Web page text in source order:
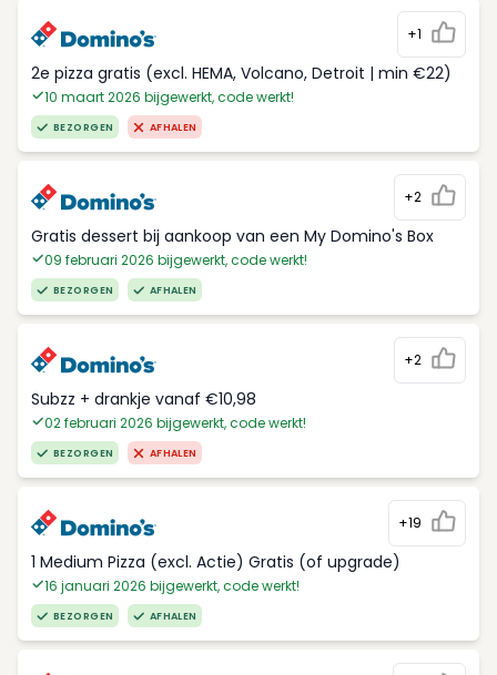
+1
2e pizza gratis (excl. HEMA, Volcano, Detroit | min €22)
10 maart 2026 bijgewerkt, code werkt!
BEZORGEN AFHALEN
+2
Gratis dessert bij aankoop van een My Domino's Box
09 februari 2026 bijgewerkt, code werkt!
BEZORGEN AFHALEN
+2
Subzz + drankje vanaf €10,98
02 februari 2026 bijgewerkt, code werkt!
BEZORGEN AFHALEN
+19
1 Medium Pizza (excl. Actie) Gratis (of upgrade)
16 januari 2026 bijgewerkt, code werkt!
BEZORGEN AFHALEN